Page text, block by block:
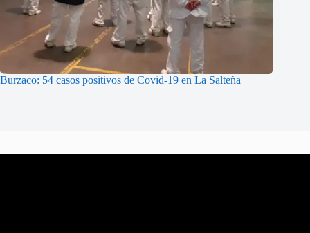
Burzaco: 54 casos positivos de Covid-19 en La Salteña